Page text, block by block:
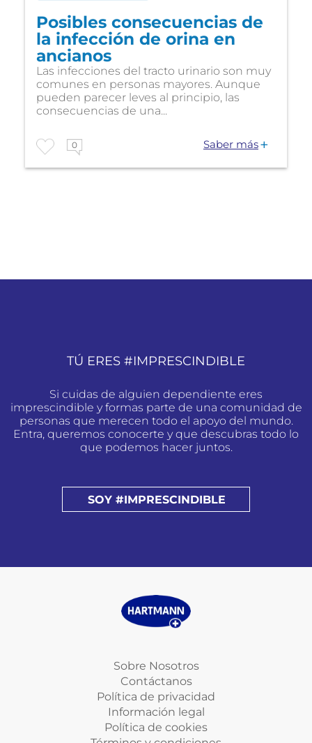
Posibles consecuencias de
la infección de orina en
ancianos
Las infecciones del tracto urinario son muy
comunes en personas mayores. Aunque
pueden parecer leves al principio, las
consecuencias de una...
0 Saber más
TÚ ERES #IMPRESCINDIBLE
Si cuidas de alguien dependiente eres
imprescindible y formas parte de una comunidad de
personas que merecen todo el apoyo del mundo.
Entra, queremos conocerte y que descubras todo lo
que podemos hacer juntos.
SOY #IMPRESCINDIBLE
Sobre Nosotros
Contáctanos
Política de privacidad
Información legal
Política de cookies